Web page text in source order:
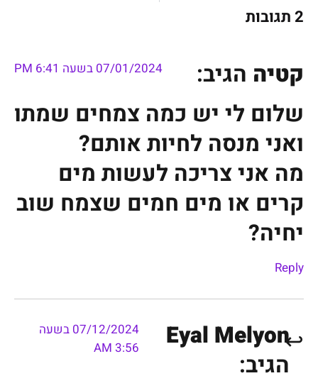
2 תגובות
קטיה הגיב: 07/01/2024 בשעה 6:41 PM
שלום לי יש כמה צמחים שמתו
ואני מנסה לחיות אותם?
מה אני צריכה לעשות מים
קרים או מים חמים שצמח שוב
יחיה?
Reply
Eyal Melyon
הגיב:
07/12/2024 בשעה
3:56 AM